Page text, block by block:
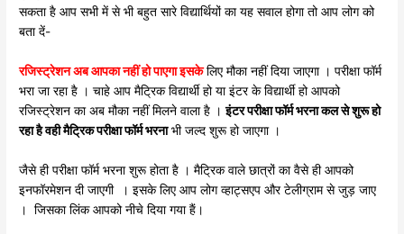
सकता है आप सभी में से भी बहुत सारे विद्यार्थियों का यह सवाल होगा तो आप लोग को
बता दें-
रजिस्ट्रेशन अब आपका नहीं हो पाएगा इसके लिए मौका नहीं दिया जाएगा । परीक्षा फॉर्म
भरा जा रहा है । चाहे आप मैट्रिक विद्यार्थी हो या इंटर के विद्यार्थी हो आपको
रजिस्ट्रेशन का अब मौका नहीं मिलने वाला है ।इंटर परीक्षा फॉर्म भरना कल से शुरू हो
रहा है वही मैट्रिक परीक्षा फॉर्म भरनाभी जल्द शुरू हो जाएगा ।
जैसे ही परीक्षा फॉर्म भरना शुरू होता है । मैट्रिक वाले छात्रों का वैसे ही आपको
इनफॉरमेशन दी जाएगी । इसके लिए आप लोग व्हाट्सएप और टेलीग्राम से जुड़ जाए
। जिसका लिंक आपको नीचे दिया गया हैं।